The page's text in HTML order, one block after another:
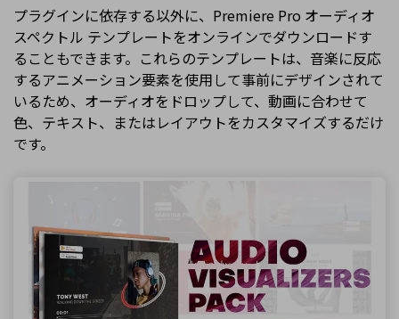
プラグインに依存する以外に、Premiere Pro オーディオ
スペクトル テンプレートをオンラインでダウンロードす
ることもできます。これらのテンプレートは、音楽に反応
するアニメーション要素を使用して事前にデザインされて
いるため、オーディオをドロップして、動画に合わせて
色、テキスト、またはレイアウトをカスタマイズするだけ
です。